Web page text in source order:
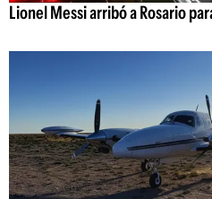
Lionel Messi arribó a Rosario